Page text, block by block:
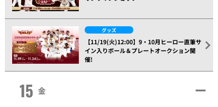
グッズ
【11/19(火)12:00】9・10月ヒーロー直筆サ
イン入りボール＆プレートオークション開
催!
15 金